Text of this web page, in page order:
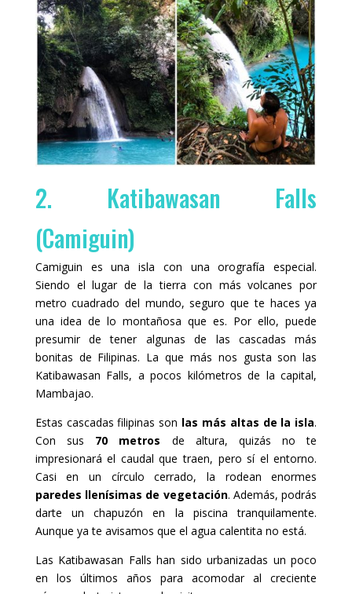
2. Katibawasan Falls
(Camiguin)
Camiguin es una isla con una orografía especial.
Siendo el lugar de la tierra con más volcanes por
metro cuadrado del mundo, seguro que te haces ya
una idea de lo montañosa que es. Por ello, puede
presumir de tener algunas de las cascadas más
bonitas de Filipinas. La que más nos gusta son las
Katibawasan Falls, a pocos kilómetros de la capital,
Mambajao.
Estas cascadas filipinas son las más altas de la isla.
Con sus 70 metros de altura, quizás no te
impresionará el caudal que traen, pero sí el entorno.
Casi en un círculo cerrado, la rodean enormes
paredes llenísimas de vegetación. Además, podrás
darte un chapuzón en la piscina tranquilamente.
Aunque ya te avisamos que el agua calentita no está.
Las Katibawasan Falls han sido urbanizadas un poco
en los últimos años para acomodar al creciente